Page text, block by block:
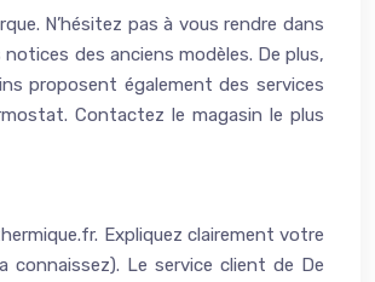
N’hésitez pas à vous rendre dans
des anciens modèles. De plus,
proposent également des services
Contactez le magasin le plus
Expliquez clairement votre
connaissez). Le service client de De